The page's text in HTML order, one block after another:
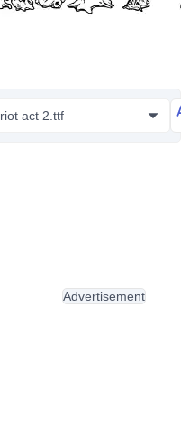
riot act 2.ttf
Advertisement